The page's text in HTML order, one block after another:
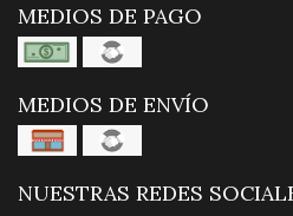
MEDIOS DE PAGO
MEDIOS DE ENVÍO
NUESTRAS REDES